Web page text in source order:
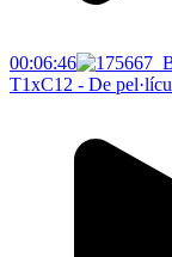
00:06:46
T1xC12 - De